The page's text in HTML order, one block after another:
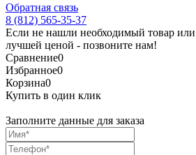
Обратная связь
8 (812) 565-35-37
Если не нашли необходимый товар
лучшей ценой - позвоните нам!
Сравнение0
Избранное0
Корзина0
Купить в один клик
Заполните данные для заказа